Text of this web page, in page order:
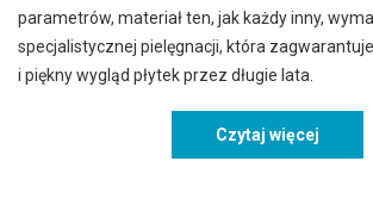
parametrów, materiał ten, jak każdy inny,
specjalistycznej pielęgnacji, która
i piękny wygląd płytek przez długie lata.
Czytaj więcej